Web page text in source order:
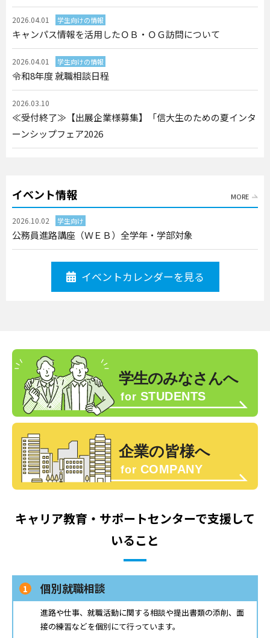
2026.04.01 学生向けの情報
キャンパス情報を活用したＯＢ・ＯＧ訪問について
2026.04.01 学生向けの情報
令和8年度 就職相談日程
2026.03.10
≪受付終了≫【出展企業様募集】「信大生のための夏インタ
ーンシップフェア2026
イベント情報 MORE
2026.10.02 学生向け
公務員進路講座（ＷＥＢ）全学年・学部対象
イベントカレンダーを見る
キャリア教育・サポートセンターで支援して
いること
個別就職相談
進路や仕事、就職活動に関する相談や提出書類の添削、面
接の練習などを個別にて行っています。